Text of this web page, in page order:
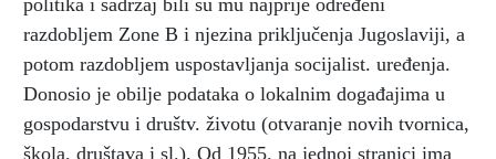
razdobljem Zone B i njezina priključenja Jugoslaviji, a
potom razdobljem uspostavljanja socijalist. uređenja.
Donosio je obilje podataka o lokalnim događajima u
gospodarstvu i društv. životu (otvaranje novih tvornica,
škola, društava i sl.). Od 1955. na jednoj stranici ima